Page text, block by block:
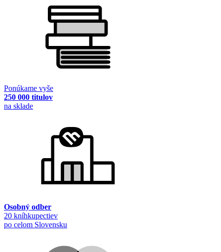
Ponúkame vyše
250 000 titulov
na sklade
Osobný odber
20 kníhkupectiev
po celom Slovensku